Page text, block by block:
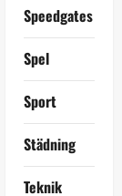
Speedgates
Spel
Sport
Städning
Teknik